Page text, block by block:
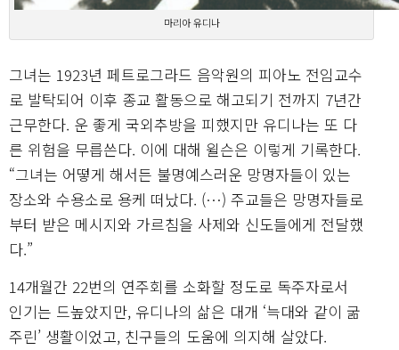
마리아 유디나
그녀는 1923년 페트로그라드 음악원의 피아노 전임교수
로 발탁되어 이후 종교 활동으로 해고되기 전까지 7년간
근무한다. 운 좋게 국외추방을 피했지만 유디나는 또 다
른 위험을 무릅쓴다. 이에 대해 윌슨은 이렇게 기록한다.
“그녀는 어떻게 해서든 불명예스러운 망명자들이 있는
장소와 수용소로 용케 떠났다. (…) 주교들은 망명자들로
부터 받은 메시지와 가르침을 사제와 신도들에게 전달했
다.”
14개월간 22번의 연주회를 소화할 정도로 독주자로서
인기는 드높았지만, 유디나의 삶은 대개 ‘늑대와 같이 굶
주린’ 생활이었고, 친구들의 도움에 의지해 살았다.